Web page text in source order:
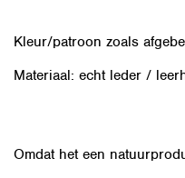
Kleur/patroon zoals
Materiaal: echt leder /
Omdat het een